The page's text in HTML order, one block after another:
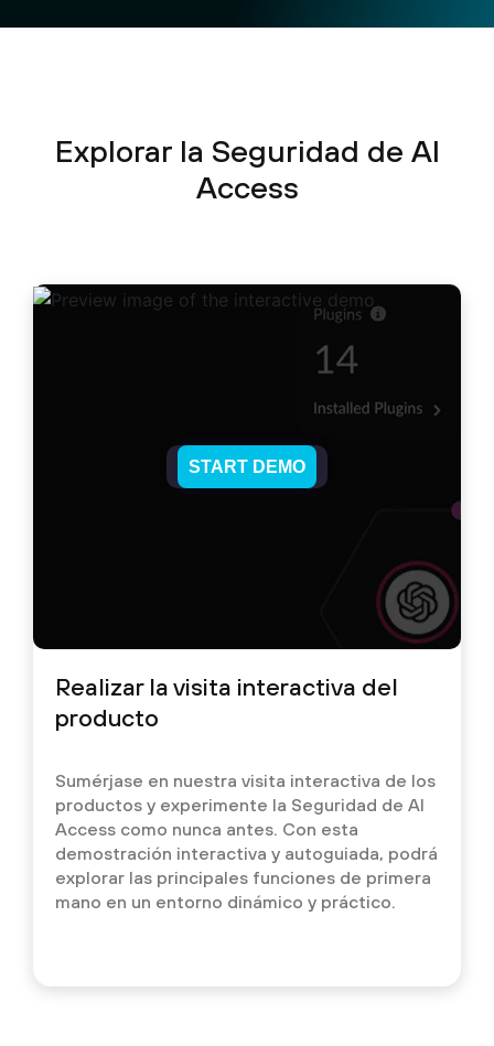
Explorar la Seguridad de AI
Access
START DEMO
Realizar la visita interactiva del
producto
Sumérjase en nuestra visita interactiva de los
productos y experimente la Seguridad de AI
Access como nunca antes. Con esta
demostración interactiva y autoguiada, podrá
explorar las principales funciones de primera
mano en un entorno dinámico y práctico.